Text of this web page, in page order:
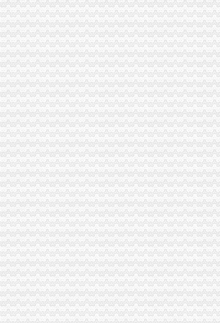
巴南局重庆公司注册四个一活动助掀读书活动高潮
巴南局渝中区工商登记突出重点加经纪人工作
万州局渝中区公司注销与作协联手谱写《重庆红盾之歌》
渝中区分公司
渝中区装修网_渝中区装修网站哪个好_渝中区装修网有哪些
重庆视觉装饰有限公司渝中区分公司_工商信息_电话_地址_信用信息
重庆公司注册
国企落马高管宋林被曝曾与重庆地产商注册公司|宋林
重庆公司注册重庆工商代理简介、电话、地址、网站-重庆公司注册重
渝中区公司注销
广州学护理学（北校区）CFO求职图片_广州学护理学（
媒体称知名女艺人身陷重庆希尔顿涉案_汽车频道_中国山东网
渝中区开公司
渝中区江景幼儿园3层栋自带天井采光超好开适合公司买_重庆商
重庆拍档科技有限公司招聘播音员_重庆-渝中区实习招聘
渝中区办执照
商贩在旺内加入福尔马林两年卖700余吨|闲谈天地-虹桥门户网论坛
要开汽车维修店在重庆哪可以办营业执照,开修车店要些什么证件？-
渝中区代办工商执照
武清区工商注册_武清区代理工商注册_武清区代办营业执照
郑州注册公司|郑州中原区工商注册代理|郑州高新区营业执照代办|郑州
渝中区代办执照
渝中区市政消火栓水监测系统建设项目招标公告_工程招标_文章_重
大坪财务/审计/统计招聘网_重庆市渝中区财务/审计/统计人才网_大坪找
渝中区代办营业执照
【北京分类信息】北京免费发布信息网-北京58同城
节后想自己创业的老板您是不是在找重庆渝北营业执照代办_重庆渝北
渝中区工商登记
无标题
重庆试点＂先照后证＂工商登记实行＂宽进严管＂_中国经济网——国
渝中区工商代办